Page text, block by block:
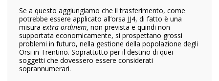
Se a questo aggiungiamo che il trasferimento, come
potrebbe essere applicato all’orsa JJ4, di fatto è una
misura extra ordinem, non prevista e quindi non
supportata economicamente, si prospettano grossi
problemi in futuro, nella gestione della popolazione degli
Orsi in Trentino. Soprattutto per il destino di quei
soggetti che dovessero essere considerati
soprannumerari.